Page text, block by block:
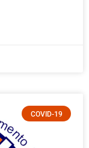
COVID-19